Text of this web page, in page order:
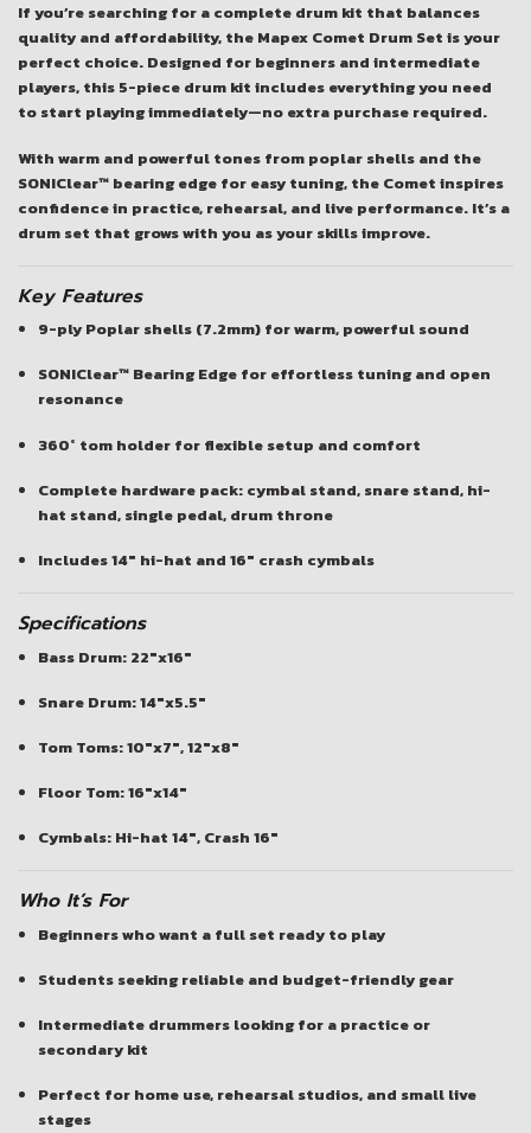
If you’re searching for a complete drum kit that balances
quality and affordability, the Mapex Comet Drum Set is your
perfect choice. Designed for beginners and intermediate
players, this 5-piece drum kit includes everything you need
to start playing immediately—no extra purchase required.
With warm and powerful tones from poplar shells and the
SONIClear™ bearing edge for easy tuning, the Comet inspires
confidence in practice, rehearsal, and live performance. It’s a
drum set that grows with you as your skills improve.
Key Features
9-ply Poplar shells (7.2mm) for warm, powerful sound
SONIClear™ Bearing Edge for effortless tuning and open
resonance
360° tom holder for flexible setup and comfort
Complete hardware pack: cymbal stand, snare stand, hi-
hat stand, single pedal, drum throne
Includes 14″ hi-hat and 16″ crash cymbals
Specifications
Bass Drum: 22″x16″
Snare Drum: 14″x5.5″
Tom Toms: 10″x7″, 12″x8″
Floor Tom: 16″x14″
Cymbals: Hi-hat 14″, Crash 16″
Who It’s For
Beginners who want a full set ready to play
Students seeking reliable and budget-friendly gear
Intermediate drummers looking for a practice or
secondary kit
Perfect for home use, rehearsal studios, and small live
stages